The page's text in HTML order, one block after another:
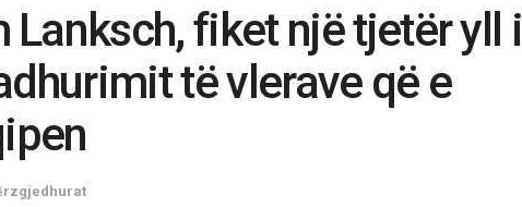
fiket një tjetër yll i
të vlerave që e